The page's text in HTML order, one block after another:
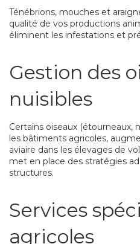
Ténébrions, mouches et
qualité de vos productions
éliminent les infestations et
Gestion des
nuisibles
Certains oiseaux (étourneaux,
les bâtiments agricoles,
aviaire dans les élevages de
met en place des stratégies
structures.
Services
agricoles